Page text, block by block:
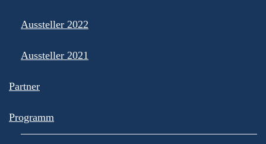
Aussteller 2022
Aussteller 2021
Partner
Programm